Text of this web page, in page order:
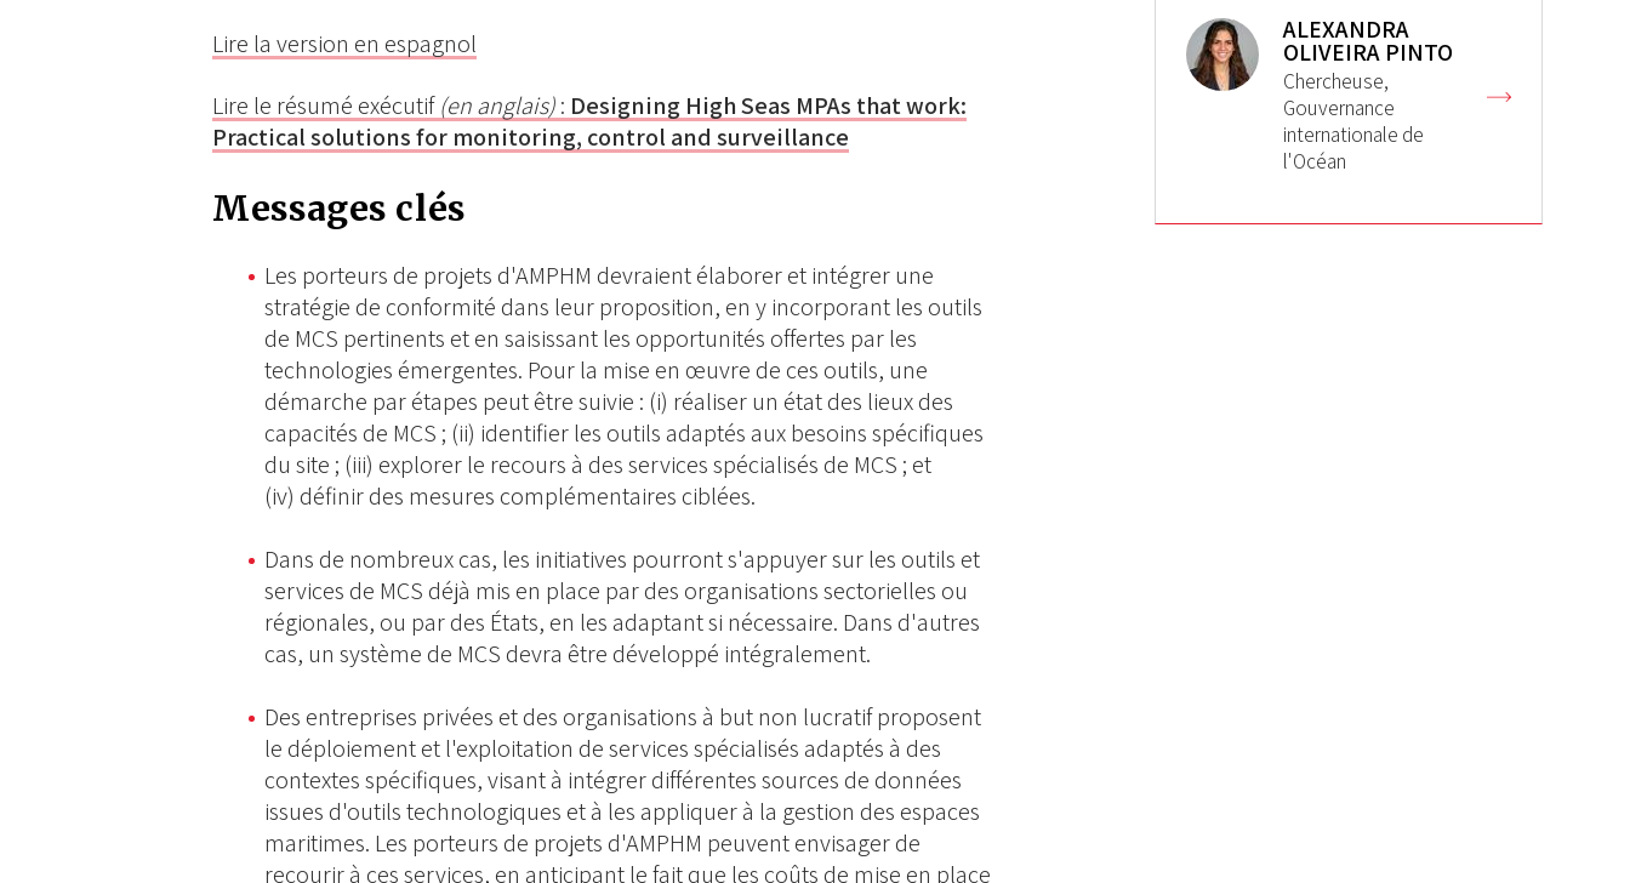
Lire la version en espagnol
Lire le résumé exécutif(en anglais): Designing High Seas MPAs that work:
Practical solutions for monitoring, control and surveillance
Messages clés
Les porteurs de projets d'AMPHM devraient élaborer et intégrer une
stratégie de conformité dans leur proposition, en y incorporant les outils
de MCS pertinents et en saisissant les opportunités offertes par les
technologies émergentes. Pour la mise en œuvre de ces outils, une
démarche par étapes peut être suivie : (i) réaliser un état des lieux des
capacités de MCS ; (ii) identifier les outils adaptés aux besoins spécifiques
du site ; (iii) explorer le recours à des services spécialisés de MCS ; et
(iv) définir des mesures complémentaires ciblées.
Dans de nombreux cas, les initiatives pourront s'appuyer sur les outils et
services de MCS déjà mis en place par des organisations sectorielles ou
régionales, ou par des États, en les adaptant si nécessaire. Dans d'autres
cas, un système de MCS devra être développé intégralement.
Des entreprises privées et des organisations à but non lucratif proposent
le déploiement et l'exploitation de services spécialisés adaptés à des
contextes spécifiques, visant à intégrer différentes sources de données
issues d'outils technologiques et à les appliquer à la gestion des espaces
maritimes. Les porteurs de projets d'AMPHM peuvent envisager de
recourir à ces services, en anticipant le fait que les coûts de mise en place
ALEXANDRA
OLIVEIRA PINTO
Chercheuse,
Gouvernance
internationale de
l'Océan